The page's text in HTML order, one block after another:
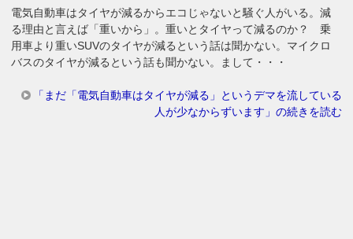
電気自動車はタイヤが減るからエコじゃないと騒ぐ人がいる。減
る理由と言えば「重いから」。重いとタイヤって減るのか？ 乗
用車より重いSUVのタイヤが減るという話は聞かない。マイクロ
バスのタイヤが減るという話も聞かない。まして・・・
「まだ「電気自動車はタイヤが減る」というデマを流している
人が少なからずいます」の続きを読む